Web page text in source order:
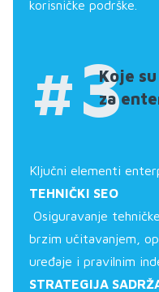
korisničke podrške.
#3
Koje
za
Ključni elementi
TEHNIČKI SEO
Osiguravanje
brzim učitavanjem,
uređaje i pravilnim
STRATEGIJA